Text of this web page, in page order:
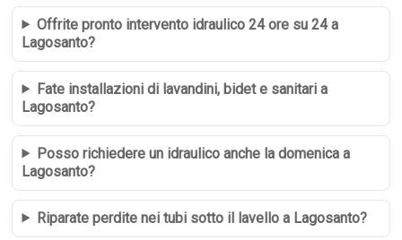
Offrite pronto intervento idraulico 24 ore su 24 a
Lagosanto?
Fate installazioni di lavandini, bidet e sanitari a
Lagosanto?
Posso richiedere un idraulico anche la domenica a
Lagosanto?
Riparate perdite nei tubi sotto il lavello a Lagosanto?